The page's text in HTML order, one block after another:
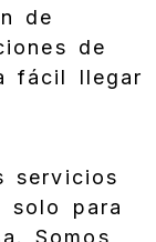
de
de
fácil llegar
servicios
solo para
Somos